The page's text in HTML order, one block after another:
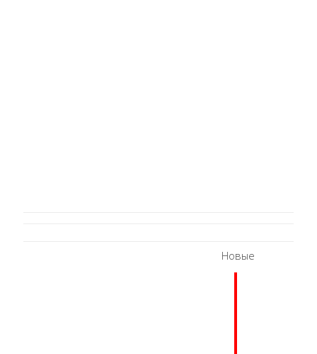
Новые